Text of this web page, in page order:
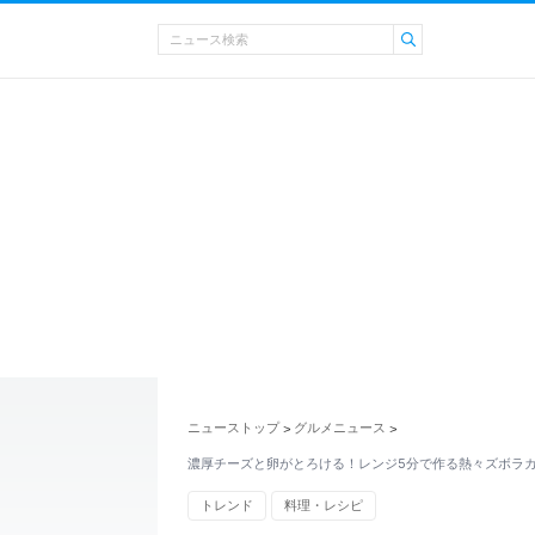
ニューストップ > グルメニュース >
濃厚チーズと卵がとろける！レンジ5分で作る熱々ズボラ
トレンド 料理・レシピ